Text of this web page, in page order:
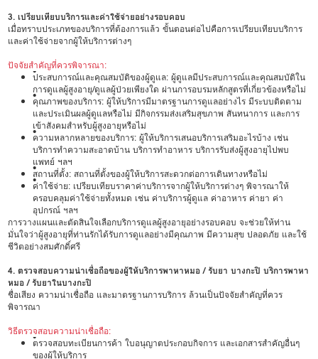
3. เปรียบเทียบบริการและค่าใช้จ่ายอย่างรอบคอบ
เมื่อทราบประเภทของบริการที่ต้องการแล้ว ขั้นตอนต่อไปคือการเปรียบเทียบบริการ
และค่าใช้จ่ายจากผู้ให้บริการต่างๆ
ปัจจัยสำคัญที่ควรพิจารณา:
•
ประสบการณ์และคุณสมบัติของผู้ดูแล: ผู้ดูแลมีประสบการณ์และคุณสมบัติใน
การดูแลผู้สูงอายุ/ดูแลผู้ป่วยเพียงใด ผ่านการอบรมหลักสูตรที่เกี่ยวข้องหรือไม่
•
คุณภาพของบริการ: ผู้ให้บริการมีมาตรฐานการดูแลอย่างไร มีระบบติดตาม
และประเมินผลผู้ดูแลหรือไม่ มีกิจกรรมส่งเสริมสุขภาพ สันทนาการ และการ
เข้าสังคมสำหรับผู้สูงอายุหรือไม่
•
ความหลากหลายของบริการ: ผู้ให้บริการเสนอบริการเสริมอะไรบ้าง เช่น
บริการทำความสะอาดบ้าน บริการทำอาหาร บริการรับส่งผู้สูงอายุไปพบ
แพทย์ ฯลฯ
•
สถานที่ตั้ง: สถานที่ตั้งของผู้ให้บริการสะดวกต่อการเดินทางหรือไม่
•
ค่าใช้จ่าย: เปรียบเทียบราคาค่าบริการจากผู้ให้บริการต่างๆ พิจารณาให้
ครอบคลุมค่าใช้จ่ายทั้งหมด เช่น ค่าบริการผู้ดูแล ค่าอาหาร ค่ายา ค่า
อุปกรณ์ ฯลฯ
การวางแผนและตัดสินใจเลือกบริการดูแลผู้สูงอายุอย่างรอบคอบ จะช่วยให้ท่าน
มั่นใจว่าผู้สูงอายุที่ท่านรักได้รับการดูแลอย่างมีคุณภาพ มีความสุข ปลอดภัย และใช้
ชีวิตอย่างสมศักดิ์ศรี
4. ตรวจสอบความน่าเชื่อถือของผู้ให้บริการพาหาหมอ / รับยา บางกะปิ บริการพาหา
หมอ / รับยาในบางกะปิ
ชื่อเสียง ความน่าเชื่อถือ และมาตรฐานการบริการ ล้วนเป็นปัจจัยสำคัญที่ควร
พิจารณา
วิธีตรวจสอบความน่าเชื่อถือ:
•
ตรวจสอบทะเบียนการค้า ใบอนุญาตประกอบกิจการ และเอกสารสำคัญอื่นๆ
ของผู้ให้บริการ